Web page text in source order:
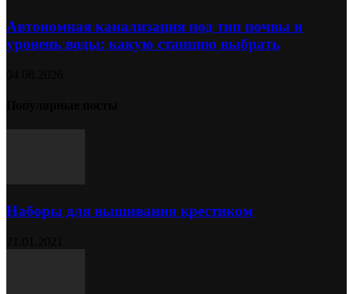
Автономная канализация под тип почвы и
уровень воды: какую станцию выбрать
Наборы для вышивания крестиком